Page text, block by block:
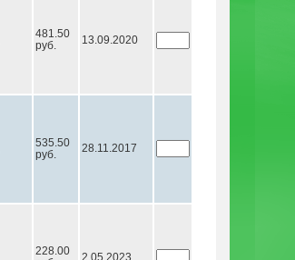
481.50
руб.
13.09.2020
535.50
руб.
28.11.2017
228.00
2.05.2023